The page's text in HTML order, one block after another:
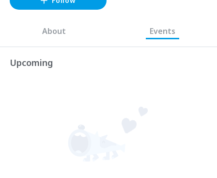
About Events
Upcoming